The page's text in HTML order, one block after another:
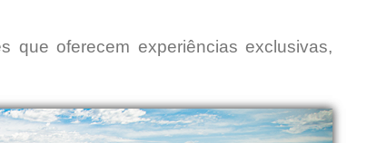
que oferecem experiências exclusivas,